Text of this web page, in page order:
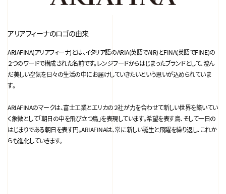
アリアフィーナのロゴの由来
ARIAFINA(アリアフィーナ)とは、イタリア語のARIA(英語でAIR)とFINA(英語でFINE)の
２つのワードで構成された名前です。レンジフードからはじまったブランドとして、澄ん
だ美しい空気を日々の生活の中にお届けしていきたいという思いが込められていま
す。
ARIAFINAのマークは、富士工業とエリカの２社が力を合わせて新しい世界を築いてい
く象徴として｢朝日の中を飛び立つ鳥｣を表現しています。希望を表す鳥、そして一日の
はじまりである朝日を表す円。ARIAFINAは、常に新しい誕生と飛躍を繰り返し、これか
らも進化していきます。